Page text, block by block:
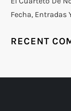
Fecha, Entradas
RECENT